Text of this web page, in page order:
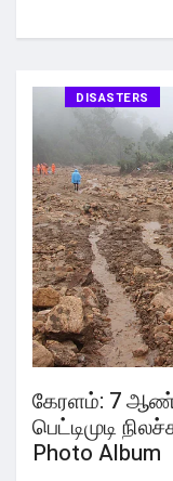
DISASTERS
கேரளம்: 7
பெட்டிமுடி
Photo Album